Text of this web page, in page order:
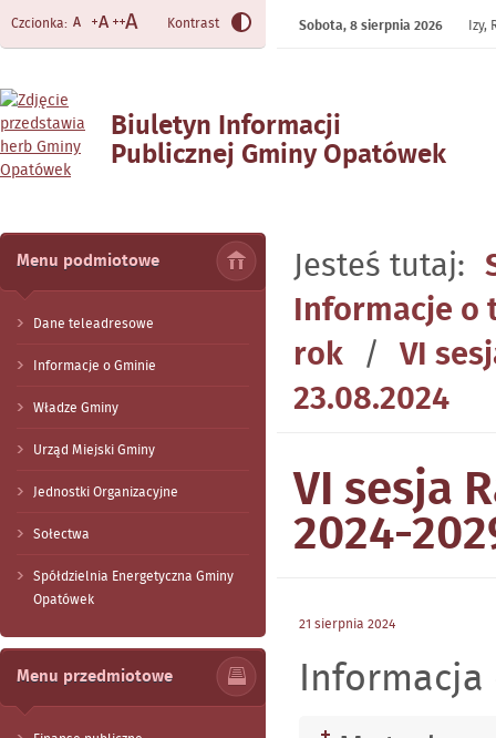
Biuletyn Informacji
Publicznej Gminy Opatówek
- 23.08.2024
Czcionka: Kontrast Sobota,8sierpnia 2026 Izy,
Menu podmiotowe
Dane teleadresowe
Informacje o Gminie
Władze Gminy
Urząd Miejski Gminy
Jednostki Organizacyjne
Sołectwa
Spółdzielnia Energetyczna Gminy
Opatówek
Menu przedmiotowe
Jesteś tutaj:
Informacje o
rok / VI
23.08.2024
VI sesja
2024-
21 sierpnia 2024